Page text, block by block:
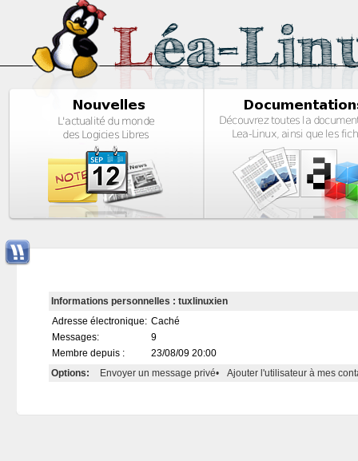
Informations personnelles : tuxlinuxien
Adresse électronique: Caché
Messages:
9
Membre depuis :
23/08/09 20:00
Options:
Envoyer un message privé• Ajouter l'utilisateur à mes